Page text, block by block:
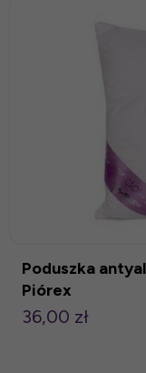
Poduszka
Piórex
36,00 zł